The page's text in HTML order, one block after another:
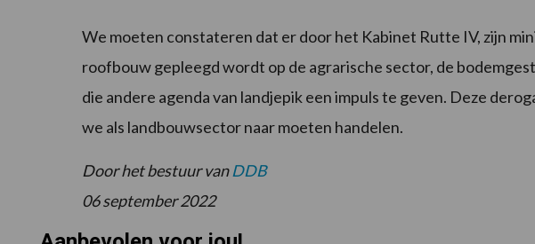
We moeten constateren dat er door het Kabinet Rutte IV, zijn
roofbouw gepleegd wordt op de agrarische sector, de
die andere agenda van landjepik een impuls te geven. Deze
we als landbouwsector naar moeten handelen.
Door het bestuur vanDDB
06 september 2022